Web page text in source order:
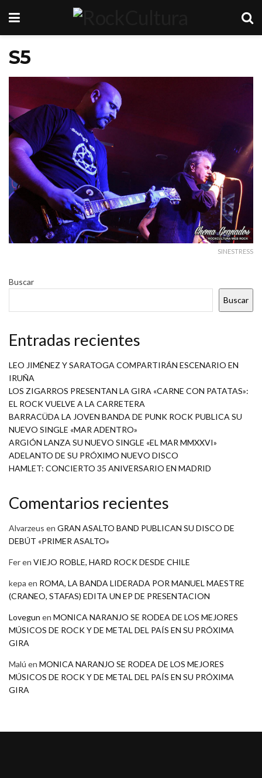
S5
SINESTRESS
Buscar
Buscar
Entradas recientes
LEO JIMÉNEZ Y SARATOGA COMPARTIRÁN ESCENARIO EN
IRUÑA
LOS ZIGARROS PRESENTAN LA GIRA «CARNE CON PATATAS»:
EL ROCK VUELVE A LA CARRETERA
BARRACÜDA LA JOVEN BANDA DE PUNK ROCK PUBLICA SU
NUEVO SINGLE «MAR ADENTRO»
ARGIÓN LANZA SU NUEVO SINGLE «EL MAR MMXXVI»
ADELANTO DE SU PRÓXIMO NUEVO DISCO
HAMLET: CONCIERTO 35 ANIVERSARIO EN MADRID
Comentarios recientes
Alvarzeus en GRAN ASALTO BAND PUBLICAN SU DISCO DE
DEBÚT «PRIMER ASALTO»
Feren VIEJO ROBLE, HARD ROCK DESDE CHILE
kepa en ROMA, LA BANDA LIDERADA POR MANUEL MAESTRE
(CRANEO, STAFAS) EDITA UN EP DE PRESENTACION
Lovegun en MONICA NARANJO SE RODEA DE LOS MEJORES
MÚSICOS DE ROCK Y DE METAL DEL PAÍS EN SU PRÓXIMA
GIRA
Malú en MONICA NARANJO SE RODEA DE LOS MEJORES
MÚSICOS DE ROCK Y DE METAL DEL PAÍS EN SU PRÓXIMA
GIRA